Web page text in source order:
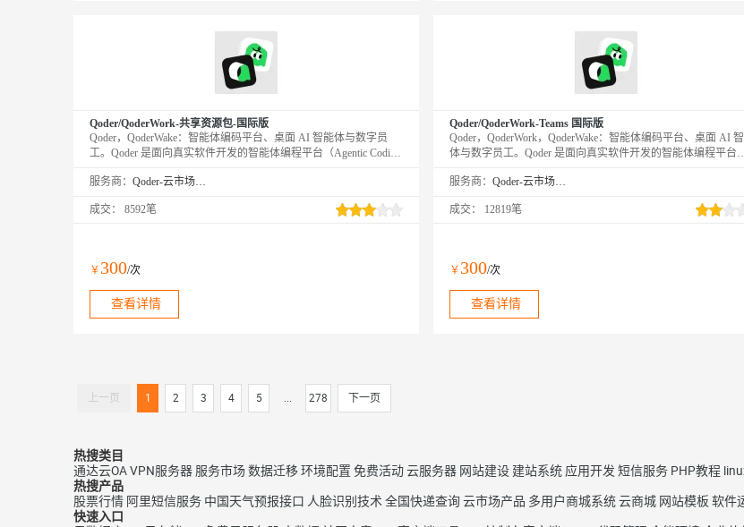
Qoder/QoderWork-共享资源包-国际版
Qoder，QoderWake：智能体编码平台、桌面 AI 智能体与数字员
工。Qoder 是面向真实软件开发的智能体编程平台（Agentic Coding
Agents 等使用方式，让 Agent 自主完成从编码到交付的全流程。
主开工，越用越懂你。
服务商： Qoder-云市场精选店
成交： 8592笔
￥ 300/次
查看详情
Qoder/QoderWork-Teams 国际版
Qoder，QoderWork，QoderWake：智能体编码平台、桌面 AI
体与数字员工。Qoder 是面向真实软件开发的智能体编程平台
Mobile 和 Cloud Agents 等使用方式，让 Agent 自主完成从编码
扩展到日常办公——自然语言描述需求，自动规划执行并输出
服务商： Qoder-云市场精选店
成交： 12819笔
￥ 300/次
查看详情
上一页 1 2 3 4 5 ... 278 下一页
热搜类目
通达云OAVPN服务器 服务市场数据迁移环境配置 免费活动云服务器 网站建设 建站系统 应用开发 短信服务 PHP教程
热搜产品
股票行情 阿里短信服务 中国天气预报接口 人脸识别技术 全国快递查询云市场产品 多用户商城系统云商城 网站模板 软件
快速入口